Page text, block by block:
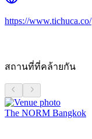
https://www.tichuca.co/
สถานที่ที่คล้ายกัน
The NORM Bangkok